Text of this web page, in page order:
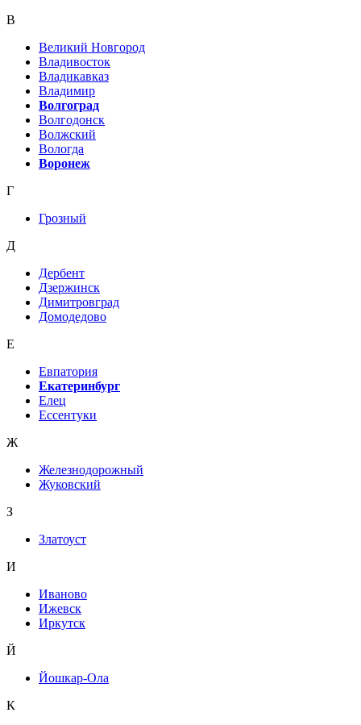
В
Великий Новгород
Владивосток
Владикавказ
Владимир
Волгоград
Волгодонск
Волжский
Вологда
Воронеж
Г
Грозный
Д
Дербент
Дзержинск
Димитровград
Домодедово
Е
Евпатория
Екатеринбург
Елец
Ессентуки
Ж
Железнодорожный
Жуковский
З
Златоуст
И
Иваново
Ижевск
Иркутск
Й
Йошкар-Ола
К